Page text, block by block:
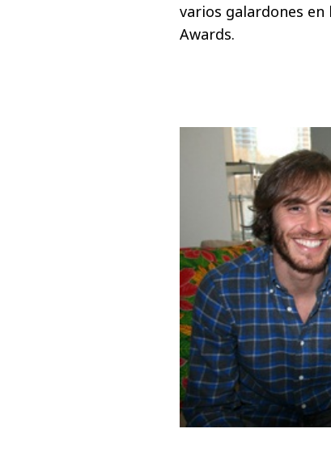
varios galardones en
Awards.